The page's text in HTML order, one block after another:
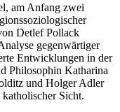
am Anfang zwei
Detlef Pollack
gegenwärtiger
Entwicklungen in der
Philosophin Katharina
und Holger Adler
katholischer Sicht.